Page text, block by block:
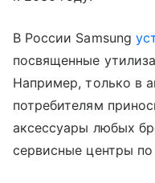
В России Samsung
посвященные
Например, только в
потребителям
аксессуары любых
сервисные центры по